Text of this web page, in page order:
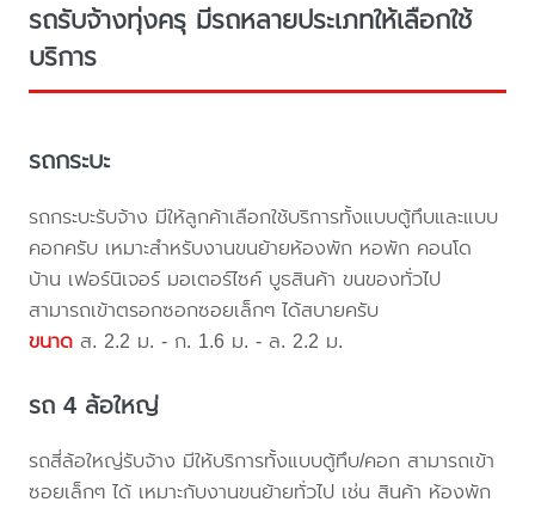
รถรับจ้างทุ่งครุ มีรถหลายประเภทให้เลือกใช้
บริการ
รถกระบะ
รถกระบะรับจ้าง มีให้ลูกค้าเลือกใช้บริการทั้งแบบตู้ทึบและแบบ
คอกครับ เหมาะสำหรับงานขนย้ายห้องพัก หอพัก คอนโด
บ้าน เฟอร์นิเจอร์ มอเตอร์ไซค์ บูธสินค้า ขนของทั่วไป
สามารถเข้าตรอกซอกซอยเล็กๆ ได้สบายครับ
ขนาด ส. 2.2 ม. - ก. 1.6 ม. - ล. 2.2 ม.
รถ 4 ล้อใหญ่
รถสี่ล้อใหญ่รับจ้าง มีให้บริการทั้งแบบตู้ทึบ/คอก สามารถเข้า
ซอยเล็กๆ ได้ เหมาะกับงานขนย้ายทั่วไป เช่น สินค้า ห้องพัก